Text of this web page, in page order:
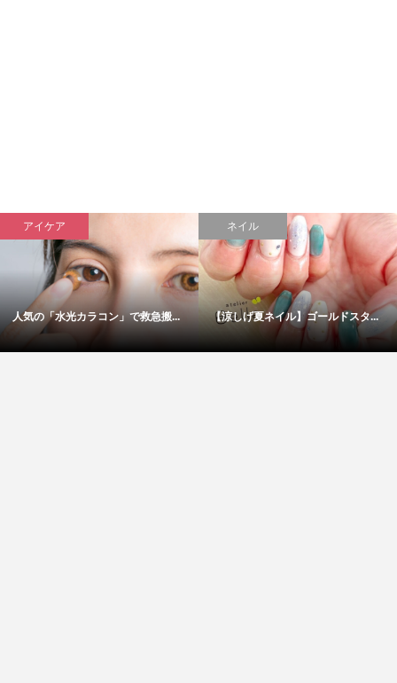
アイケア
人気の「水光カラコン」で救急搬...
ネイル
【涼しげ夏ネイル】ゴールドスタ...